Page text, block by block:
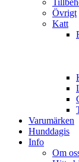
Övrigt
Katt
Varumärken
Hunddagis
Info
Om